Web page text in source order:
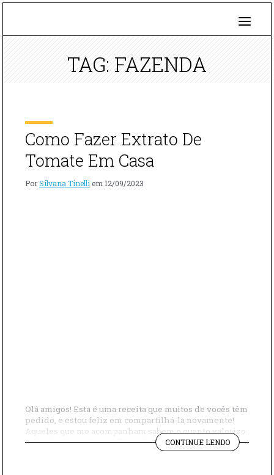
TAG: FAZENDA
Como Fazer Extrato De
Tomate Em Casa
PorSilvana Tinelli em 12/09/2023
Olá amigos! Esta é uma receita que muitos de vocês têm
pedido, e estou feliz em compartilhá-la novamente!
Aqueles que me acompanham sabem o quanto valorizo
ingredientes naturais, livres de conservantes e
agrotóxicos. Como uma legítima italiana, o molho de
CONTINUE LENDO"COMO
FAZER